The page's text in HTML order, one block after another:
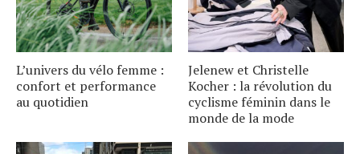
L’univers du vélo femme :
confort et performance
au quotidien
Jelenew et Christelle
Kocher : la révolution du
cyclisme féminin dans le
monde de la mode